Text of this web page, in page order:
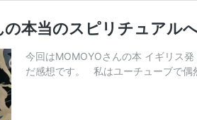
の本当のスピリチュアル
今回はMOMOYOさんの本 イギリス
だ感想です。 私はユーチューブで